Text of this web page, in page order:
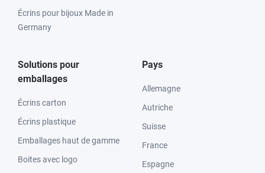
Écrins pour bijoux Made in
Germany
Solutions pour
emballages
Écrins carton
Écrins plastique
Emballages haut de gamme
Boites avec logo
Pays
Allemagne
Autriche
Suisse
France
Espagne